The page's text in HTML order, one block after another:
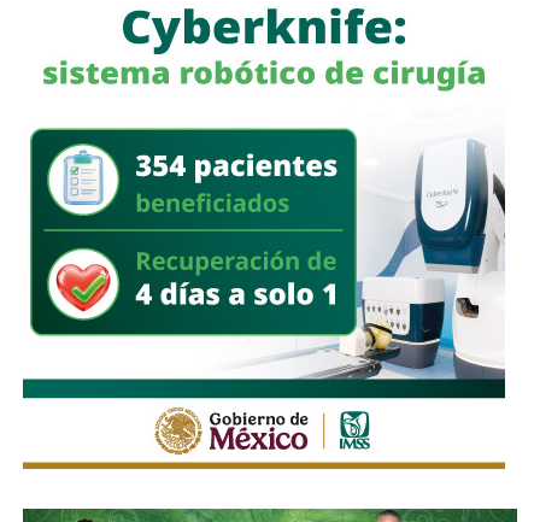
ste sábado continuará la fiesta de El Foro con la
las agrupaciones más emblemáticas del hard rock y glam
metal, con más de 45 años de trayectoria y más de 100
millones de discos vendidos en el mundo. Vince Neil,
Nikki Sixx, Tommy Lee y John 5 llegarán a San Luis Potosí
con clásicos como “Kickstart My Heart”, “Girls, Girls, Girls”
y “Home Sweet Home”, para protagonizar otra de las
noches más esperadas de la mejor feria de México.
Agencias de viaje de SLP ya reciben